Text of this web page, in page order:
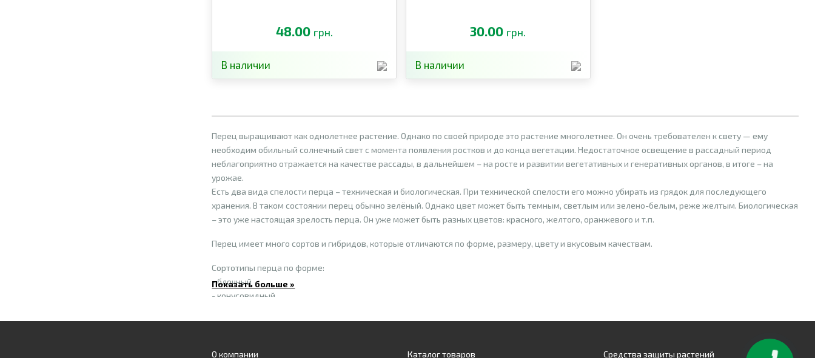
48.00 грн.
В наличии
30.00 грн.
В наличии
Перец выращивают как однолетнее растение. Однако по своей природе это растение многолетнее. Он очень требователен к свету — ему
необходим обильный солнечный свет с момента появления ростков и до конца вегетации. Недостаточное освещение в рассадный период
неблагоприятно отражается на качестве рассады, в дальнейшем – на росте и развитии вегетативных и генеративных органов, в итоге – на
урожае.
Есть два вида спелости перца – техническая и биологическая. При технической спелости его можно убирать из грядок для последующего
хранения. В таком состоянии перец обычно зелёный. Однако цвет может быть темным, светлым или зелено-белым, реже желтым. Биологическая
– это уже настоящая зрелость перца. Он уже может быть разных цветов: красного, желтого, оранжевого и т.п.
Перец имеет много сортов и гибридов, которые отличаются по форме, размеру, цвету и вкусовым качествам.
Сортотипы перца по форме:
- блочный
- конусовидный
- Ротунда
По массе плоды делят на мелкие (4-10 г), средние (11-50 г), крупные (51-100 г) и очень крупные (более 100 г).
Показать больше »
О компании Каталог товаров Средства защиты растений